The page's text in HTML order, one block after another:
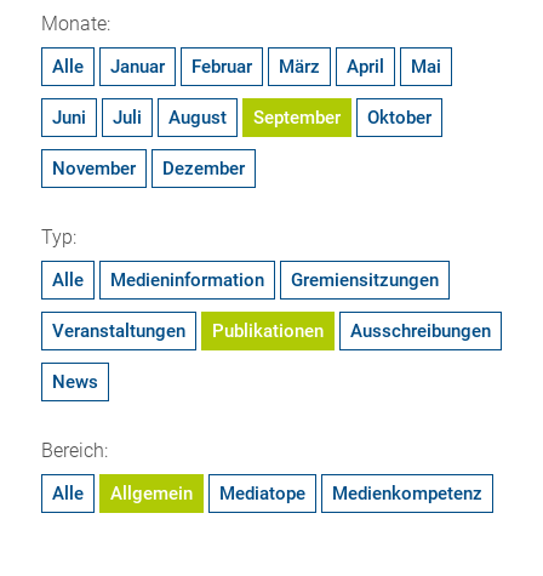
Monate:
Alle Januar Februar März April Mai
Juni Juli August September Oktober
November Dezember
Typ:
Alle Medieninformation Gremiensitzungen
Veranstaltungen Publikationen Ausschreibungen
News
Bereich:
Alle Allgemein Mediatope Medienkompetenz